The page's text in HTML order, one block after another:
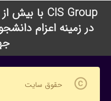
در زمینه اعزام
copyright حقوق سایت